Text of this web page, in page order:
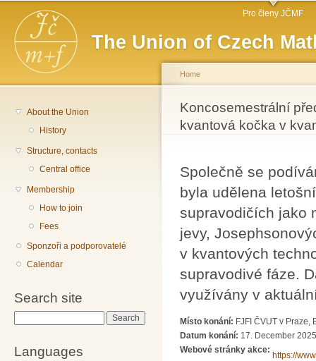
The Union of Czech
Main menu Pro členy JČMF
About the Union
History
Structure, contacts
Central office
Membership
How to join
Fees
Sponzoři a podporovatelé
Calendar
Search site
Languages
You are here
Home
Koncosemestrální
kvantová kočka v
Společně se
byla udělena
supravodičích jako
jevy,
v kvantových
supravodivé fáze.
využívány v
Místo konání: FJFI ČVUT v Praze,
Datum konání: 17. December
Webové stránky akce:
https://